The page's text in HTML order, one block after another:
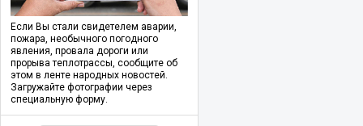
Если Вы стали свидетелем аварии,
пожара, необычного погодного
явления, провала дороги или
прорыва теплотрассы, сообщите об
этом в ленте народных новостей.
Загружайте фотографии через
специальную форму.